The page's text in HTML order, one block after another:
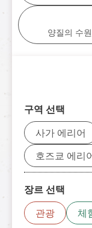
주변 관광 명소
가메오카 에리
양질의 수
구역 선택
사가 에리어
호즈쿄 에리
장르 선택
관광
체